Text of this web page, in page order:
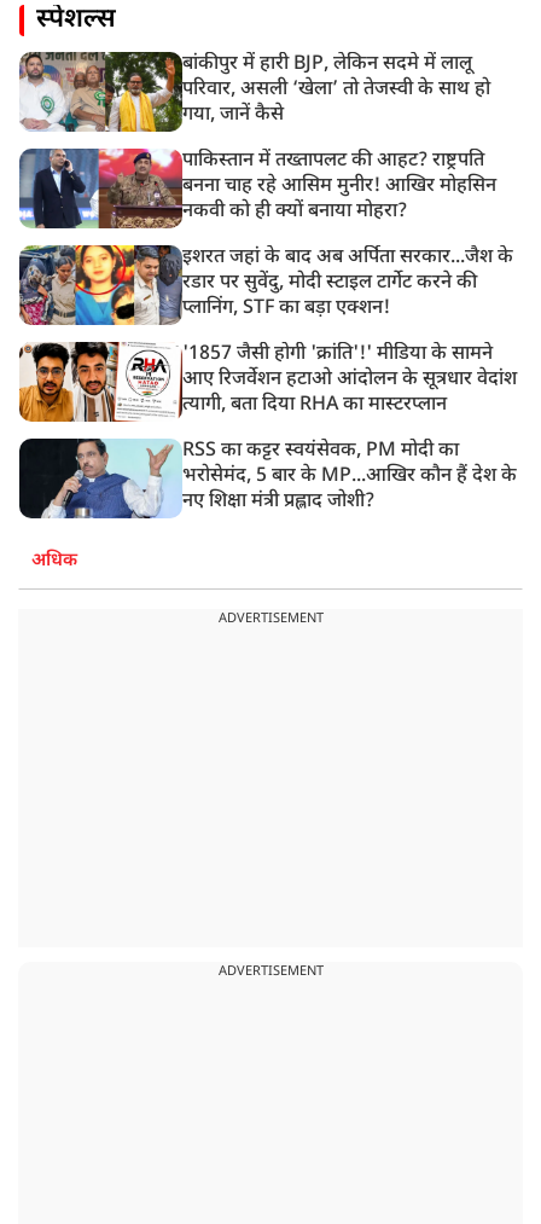
स्पेशल्स
बांकीपुर में हारी BJP, लेकिन सदमे में लालू
परिवार, असली ‘खेला’ तो तेजस्वी के साथ हो
गया, जानें कैसे
पाकिस्तान में तख्तापलट की आहट? राष्ट्रपति
बनना चाह रहे आसिम मुनीर! आखिर मोहसिन
नकवी को ही क्यों बनाया मोहरा?
इशरत जहां के बाद अब अर्पिता सरकार...जैश के
रडार पर सुवेंदु, मोदी स्टाइल टार्गेट करने की
प्लानिंग, STF का बड़ा एक्शन!
'1857 जैसी होगी 'क्रांति'!' मीडिया के सामने
आए रिजर्वेशन हटाओ आंदोलन के सूत्रधार वेदांश
त्यागी, बता दिया RHA का मास्टरप्लान
RSS का कट्टर स्वयंसेवक, PM मोदी का
भरोसेमंद, 5 बार के MP...आखिर कौन हैं देश के
नए शिक्षा मंत्री प्रह्लाद जोशी?
अधिक
ADVERTISEMENT
ADVERTISEMENT